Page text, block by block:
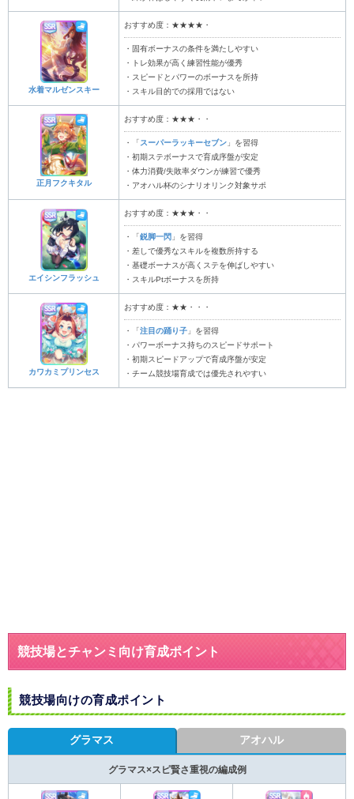
水着マルゼンスキー
おすすめ度：★★★★・
・固有ボーナスの条件を満たしやすい
・トレ効果が高く練習性能が優秀
・スピードとパワーのボーナスを所持
・スキル目的での採用ではない
正月フクキタル
おすすめ度：★★★・・
・「 スーパーラッキーセブン 」を習得
・初期ステボーナスで育成序盤が安定
・体力消費/失敗率ダウンが練習で優秀
・アオハル杯のシナリオリンク対象サポ
エイシンフラッシュ
おすすめ度：★★★・・
・「 鋭脚一閃 」を習得
・差しで優秀なスキルを複数所持する
・基礎ボーナスが高くステを伸ばしやすい
・スキルPtボーナスを所持
カワカミプリンセス
おすすめ度：★★・・・
・「 注目の踊り子 」を習得
・パワーボーナス持ちのスピードサポート
・初期スピードアップで育成序盤が安定
・チーム競技場育成では優先されやすい
競技場とチャンミ向け育成ポイント
競技場向けの育成ポイント
グラマス アオハル
グラマス×スピ賢さ重視の編成例